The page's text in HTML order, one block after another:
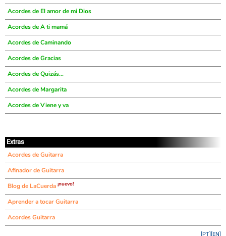
Acordes de El amor de mi Dios
Acordes de A ti mamá
Acordes de Caminando
Acordes de Gracias
Acordes de Quizás...
Acordes de Margarita
Acordes de Viene y va
Extras
Acordes de Guitarra
Afinador de Guitarra
Blog de LaCuerda ¡nuevo!
Aprender a tocar Guitarra
Acordes Guitarra
[EN]
[PT]